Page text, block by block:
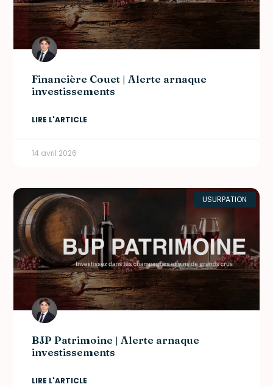
Financière Couet | Alerte arnaque
investissements
LIRE L'ARTICLE
14 avril 2026
USURPATION
BJP Patrimoine | Alerte arnaque
investissements
LIRE L'ARTICLE